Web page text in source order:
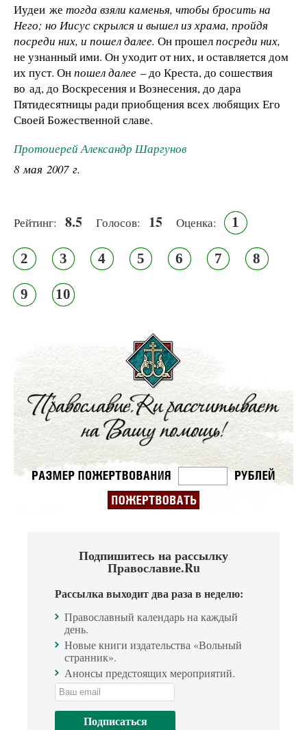
Иудеи же тогда взяли каменья, чтобы бросить на
Него; но Иисус скрылся и вышел из храма, пройдя
посреди них, и пошел далее. Он прошелпосреди них,
не узнанный ими. Он уходит от них, и оставляется дом
их пуст. Онпошел далее – до Креста, до сошествия
во ад, до Воскресения и Вознесения, до дара
Пятидесятницы ради приобщения всех любящих Его
Своей Божественной славе.
Протоиерей Александр Шаргунов
8 мая 2007 г.
Рейтинг: 8.5 Голосов: 15 Оценка: 1
2 3 4 5 6 7 8
9 10
Подпишитесь на рассылку
Православие.Ru
Рассылка выходит два раза в неделю:
Православный календарь на каждый
день.
Новые книги издательства «Вольный
странник».
Анонсы предстоящих мероприятий.